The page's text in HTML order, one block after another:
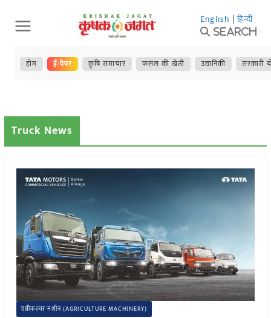
Skip
to
content
English | हिन्दी
Search
होम ई-पेपर कृषि समाचार फसल की खेती उद्यानिकी सरकारी
Truck News
एग्रीकल्चर मशीन (AGRICULTURE MACHINERY)